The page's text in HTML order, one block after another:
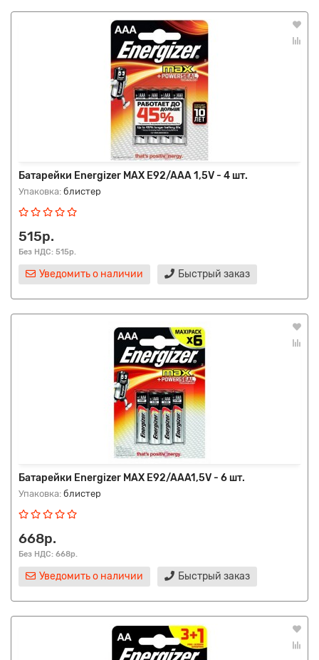
Батарейки Energizer MAX E92/AAA 1,5V - 4 шт.
Упаковка: блистер
515р.
Без НДС: 515р.
Уведомить о наличии Быстрый заказ
Батарейки Energizer MAX E92/AAA1,5V - 6 шт.
Упаковка: блистер
668р.
Без НДС: 668р.
Уведомить о наличии Быстрый заказ